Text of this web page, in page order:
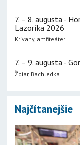
7. – 8. augusta -
Lazoríka 2026
Krivany, amfiteáter
7. – 9. augusta -
Ždiar, Bachledka
Najčítanejšie